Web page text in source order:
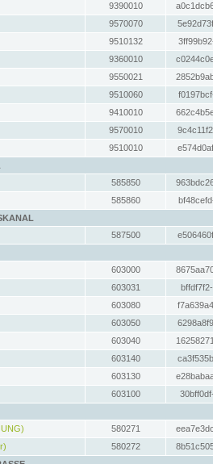
9390010
9570070
9510132
9360010
9550021
9510060
9410010
9570010
9510010
585850
585860
587500
603000
603031
603080
603050
603040
603140
603130
603100
580271
580272